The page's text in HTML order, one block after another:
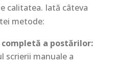
calitatea. Iată câteva
metode:
a postărilor:
scrierii manuale a